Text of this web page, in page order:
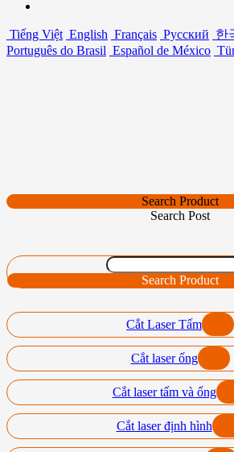
Tiếng Việt English Français Русский 한
Português do Brasil Español de México
Search Product
Search Post
Search Product
Cắt Laser Tấm
Cắt laser ống
Cắt laser tấm và ống
Cắt laser định hình